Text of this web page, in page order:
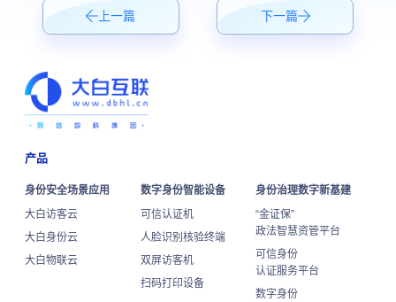
上一篇 下一篇
产品
身份安全场景应用
大白访客云
大白身份云
大白物联云
数字身份智能设备
可信认证机
人脸识别核验终端
双屏访客机
扫码打印设备
身份治理数字新基建
“金证保”
政法智慧资管平台
可信身份
认证服务平台
数字身份